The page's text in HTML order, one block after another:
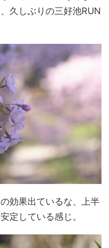
久しぶりの三好池RUN
効果出ているな、上半
定している感じ。